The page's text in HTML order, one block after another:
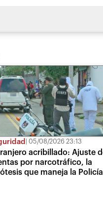
05/08/2026 23:13
acribillado: Ajuste
por narcotráfico, la
que maneja la Policía